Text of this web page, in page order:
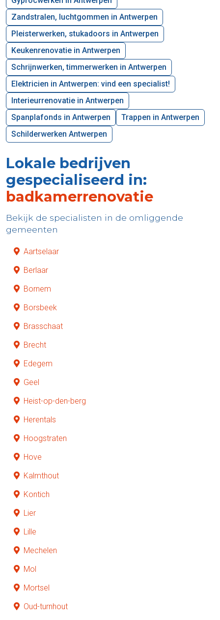
Zandstralen, luchtgommen in Antwerpen
Pleisterwerken, stukadoors in Antwerpen
Keukenrenovatie in Antwerpen
Schrijnwerken, timmerwerken in Antwerpen
Elektricien in Antwerpen: vind een specialist!
Interieurrenovatie in Antwerpen
Spanplafonds in Antwerpen
Trappen in Antwerpen
Schilderwerken Antwerpen
Lokale bedrijven
gespecialiseerd in:
badkamerrenovatie
Bekijk de specialisten in de omliggende
gemeenten
Aartselaar
Berlaar
Bornem
Borsbeek
Brasschaat
Brecht
Edegem
Geel
Heist-op-den-berg
Herentals
Hoogstraten
Hove
Kalmthout
Kontich
Lier
Lille
Mechelen
Mol
Mortsel
Oud-turnhout